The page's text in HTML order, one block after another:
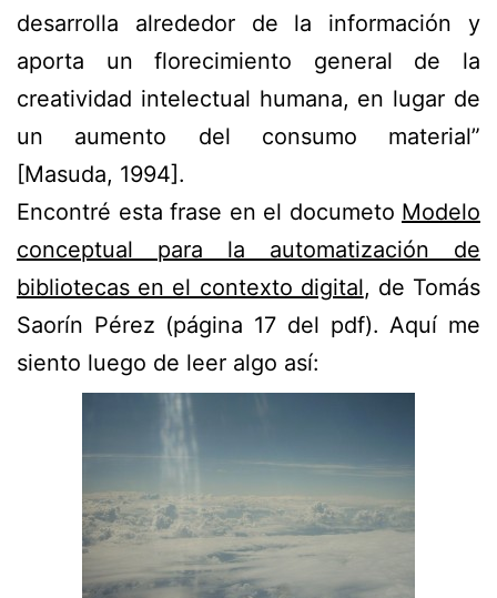
desarrolla alrededor de la información y
aporta un florecimiento general de la
creatividad intelectual humana, en lugar de
un aumento del consumo material”
[Masuda, 1994].
Encontré esta frase en el documeto Modelo
conceptual para la automatización de
bibliotecas en el contexto digital, de Tomás
Saorín Pérez (página 17 del pdf). Aquí me
siento luego de leer algo así: